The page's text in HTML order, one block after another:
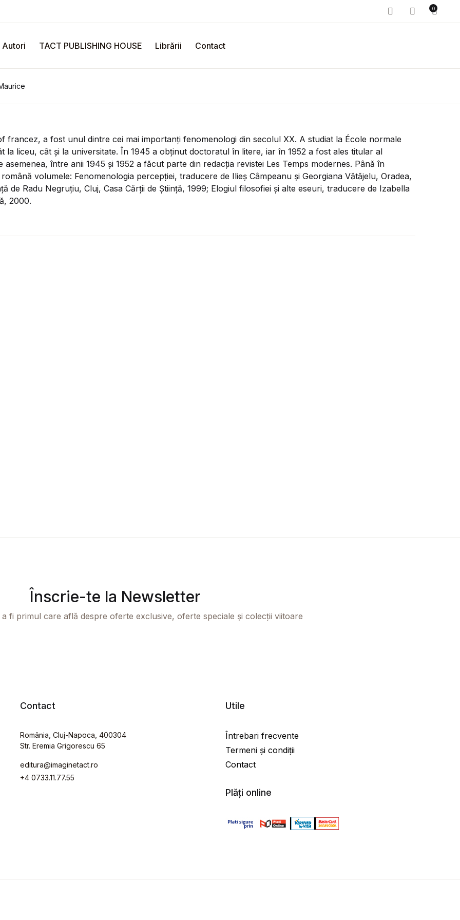
0
Autori TACT PUBLISHING HOUSE Librării Contact
Închide
Username or email *
Remember me Forgot Password?
Închide
francez, a fost unul dintre cei mai importanți fenomenologi din secolul XX. A studiat la École normale
la liceu, cât și la universitate. În 1945 a obținut doctoratul în litere, iar în 1952 a fost ales titular al
asemenea, între anii 1945 și 1952 a făcut parte din redacția revistei Les Temps modernes. Până în
volumele: Fenomenologia percepției, traducere de Ilieș Câmpeanu și Georgiana Vătăjelu, Oradea,
de Radu Negruțiu, Cluj, Casa Cărții de Știință, 1999; Elogiul filosofiei și alte eseuri, traducere de Izabella
2000.
Înscrie-te la Newsletter
fi primul care află despre oferte exclusive, oferte speciale și colecții viitoare
Contact
România, Cluj-Napoca, 400304
Str. Eremia Grigorescu 65
editura@imaginetact.ro
+4 0733.11.77.55
Utile
Întrebari frecvente
Termeni și condiții
Contact
Plăți online